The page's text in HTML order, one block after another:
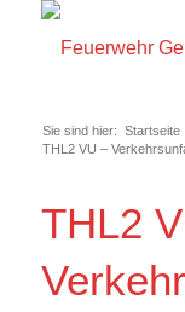
Sie sind hier: Startseite
THL2 VU –
THL2